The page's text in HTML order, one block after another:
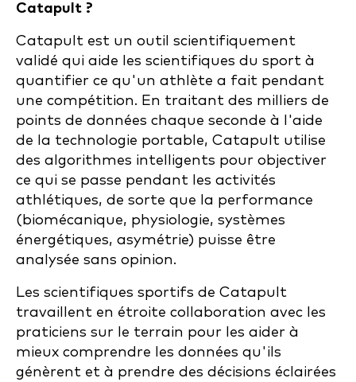
Catapult ?
Catapult est un outil scientifiquement
validé qui aide les scientifiques du sport à
quantifier ce qu'un athlète a fait pendant
une compétition. En traitant des milliers de
points de données chaque seconde à l'aide
de la technologie portable, Catapult utilise
des algorithmes intelligents pour objectiver
ce qui se passe pendant les activités
athlétiques, de sorte que la performance
(biomécanique, physiologie, systèmes
énergétiques, asymétrie) puisse être
analysée sans opinion.
Les scientifiques sportifs de Catapult
travaillent en étroite collaboration avec les
praticiens sur le terrain pour les aider à
mieux comprendre les données qu'ils
génèrent et à prendre des décisions éclairées